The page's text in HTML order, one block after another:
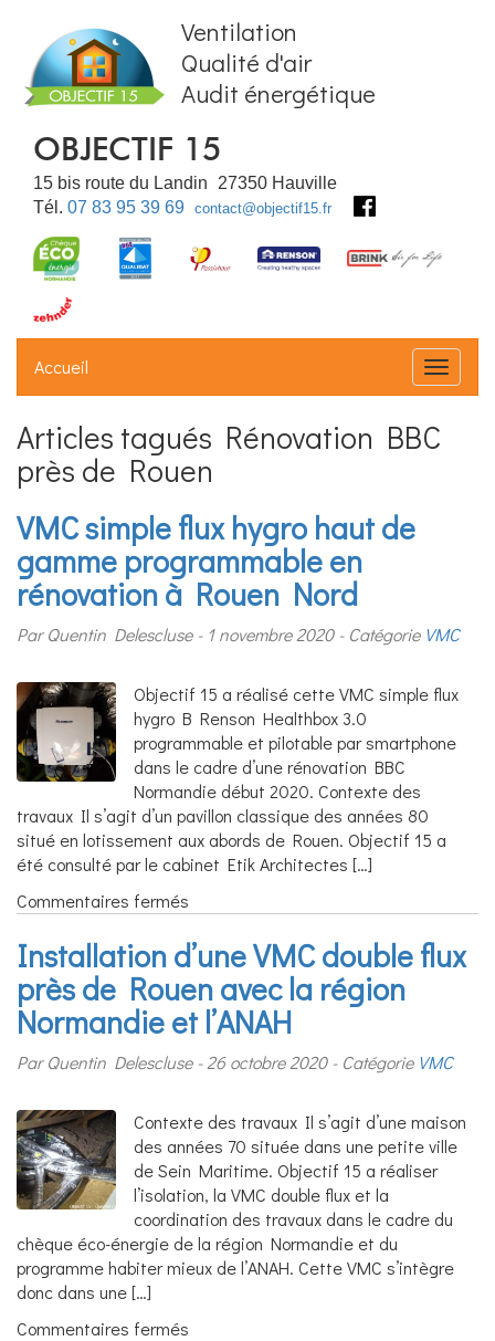
Ventilation
Qualité d'air
Audit énergétique
OBJECTIF 15
15 bis route du Landin 27350 Hauville
Tél. 07 83 95 39 69 contact@objectif15.fr
Déplier
Accueil
Articles tagués Rénovation BBC
près de Rouen
VMC simple flux hygro haut de
gamme programmable en
rénovation à Rouen Nord
Par Quentin Delescluse 1 novembre 2020 Catégorie VMC
Objectif 15 a réalisé cette VMC simple flux
hygro B Renson Healthbox 3.0
programmable et pilotable par smartphone
dans le cadre d’une rénovation BBC
Normandie début 2020. Contexte des
travaux Il s’agit d’un pavillon classique des années 80
situé en lotissement aux abords de Rouen. Objectif 15 a
été consulté par le cabinet Etik Architectes […]
Commentaires fermés
simple
flux
hygro
haut
gamme
en
rénovation
à
Rouen
Nord
Installation d’une VMC double flux
près de Rouen avec la région
Normandie et l’ANAH
Par Quentin Delescluse 26 octobre 2020 Catégorie VMC
Contexte des travaux Il s’agit d’une maison
des années 70 située dans une petite ville
de Sein Maritime. Objectif 15 a réaliser
l’isolation, la VMC double flux et la
coordination des travaux dans le cadre du
chèque éco-énergie de la région Normandie et du
programme habiter mieux de l’ANAH. Cette VMC s’intègre
donc dans une […]
Commentaires fermés